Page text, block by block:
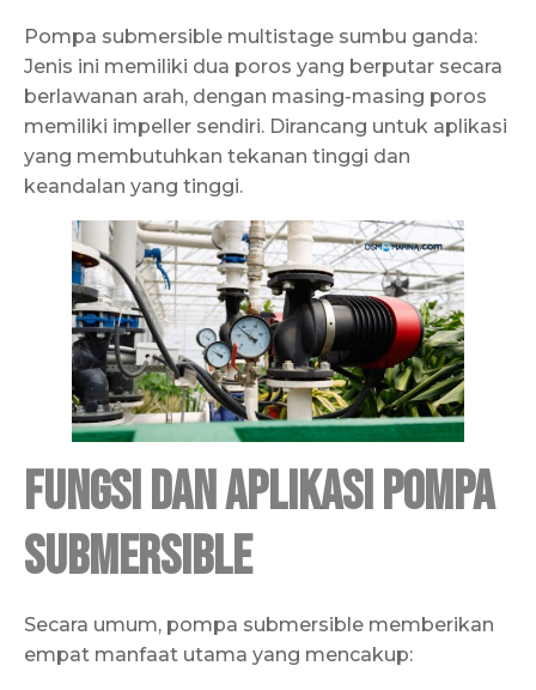
Pompa submersible multistage sumbu ganda:
Jenis ini memiliki dua poros yang berputar secara
berlawanan arah, dengan masing-masing poros
memiliki impeller sendiri. Dirancang untuk aplikasi
yang membutuhkan tekanan tinggi dan
keandalan yang tinggi.
Fungsi dan Aplikasi Pompa
Submersible
Secara umum, pompa submersible memberikan
empat manfaat utama yang mencakup: